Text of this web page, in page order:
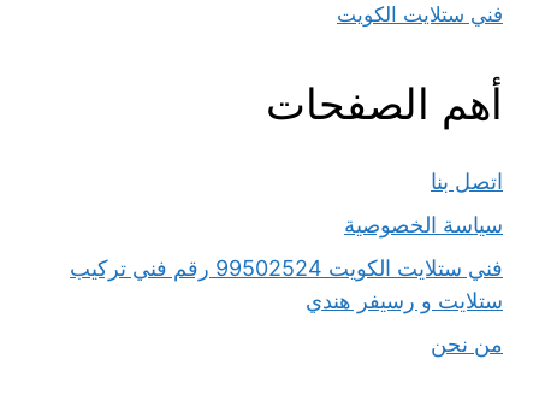
فني ستلايت الكويت
أهم الصفحات
اتصل بنا
سياسة الخصوصية
فني ستلايت الكويت 99502524 رقم فني تركيب
ستلايت و رسيفر هندي
من نحن